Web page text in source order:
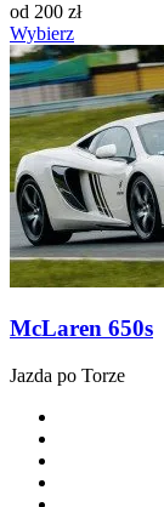
od 200 zł
Wybierz
McLaren 650s
Jazda po Torze